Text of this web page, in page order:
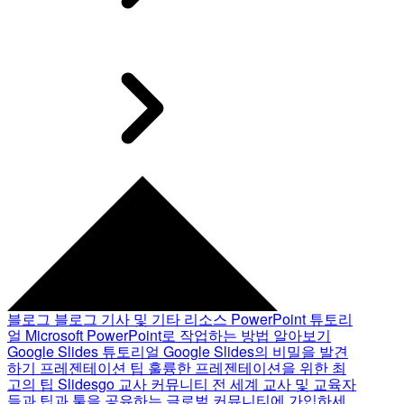
블로그 블로그 기사 및 기타 리소스 PowerPoint 튜토리
얼 Microsoft PowerPoint로 작업하는 방법 알아보기
Google Slides 튜토리얼 Google Slides의 비밀을 발견
하기 프레젠테이션 팁 훌륭한 프레젠테이션을 위한 최
고의 팁 Slidesgo 교사 커뮤니티 전 세계 교사 및 교육자